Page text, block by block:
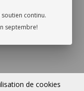
continu.
septembre!
de cookies